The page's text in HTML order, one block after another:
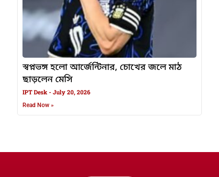
স্বপ্নভঙ্গ হলো আর্জেন্টিনার, চোখের জলে মাঠ
ছাড়লেন মেসি
IPT Desk July 20, 2026
Read Now »